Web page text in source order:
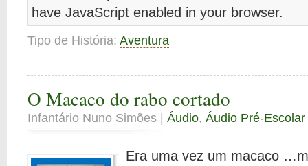
have JavaScript enabled in your browser.
Tipo de História: Aventura
O Macaco do rabo cortado
Infantário Nuno Simões | Áudio, Áudio Pré-Escolar
Era uma vez um macaco